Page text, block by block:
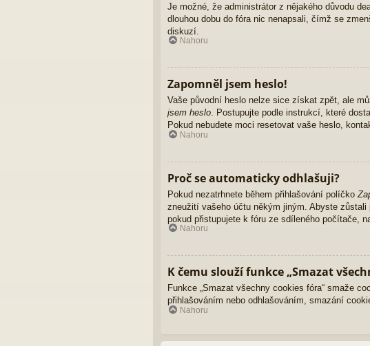
Je možné, že administrátor z nějakého důvodu
dlouhou dobu do fóra nic nenapsali, čímž se
diskuzí.
Nahoru
Zapomněl jsem heslo!
Vaše původní heslo nelze sice získat zpět, ale
jsem heslo. Postupujte podle instrukcí, které
Pokud nebudete moci resetovat vaše heslo,
Nahoru
Proč se automaticky odhlašuji?
Pokud nezatrhnete během přihlašování políčko
zneužití vašeho účtu někým jiným. Abyste
pokud přistupujete k fóru ze sdíleného počítače,
Nahoru
K čemu slouží funkce „Smazat
Funkce „Smazat všechny cookies fóra“ smaže
přihlašováním nebo odhlašováním, smazání
Nahoru